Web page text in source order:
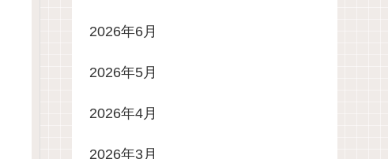
2026年6月
2026年5月
2026年4月
2026年3月